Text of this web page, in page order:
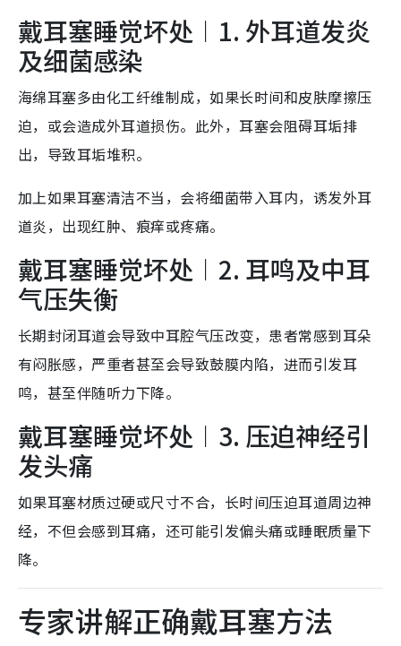
戴耳塞睡觉坏处︱1. 外耳道发炎
及细菌感染
海绵耳塞多由化工纤维制成，如果长时间和皮肤摩擦压
迫，或会造成外耳道损伤。此外，耳塞会阻碍耳垢排
出，导致耳垢堆积。
加上如果耳塞清洁不当，会将细菌带入耳内，诱发外耳
道炎，出现红肿、痕痒或疼痛。
戴耳塞睡觉坏处︱2. 耳鸣及中耳
气压失衡
长期封闭耳道会导致中耳腔气压改变，患者常感到耳朵
有闷胀感，严重者甚至会导致鼓膜内陷，进而引发耳
鸣，甚至伴随听力下降。
戴耳塞睡觉坏处︱3. 压迫神经引
发头痛
如果耳塞材质过硬或尺寸不合，长时间压迫耳道周边神
经，不但会感到耳痛，还可能引发偏头痛或睡眠质量下
降。
专家讲解正确戴耳塞方法